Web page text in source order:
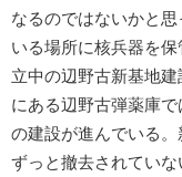
なるのではないかと
いる場所に核兵器を
立中の辺野古新基地
にある辺野古弾薬庫
の建設が進んでいる
ずっと撤去されてい